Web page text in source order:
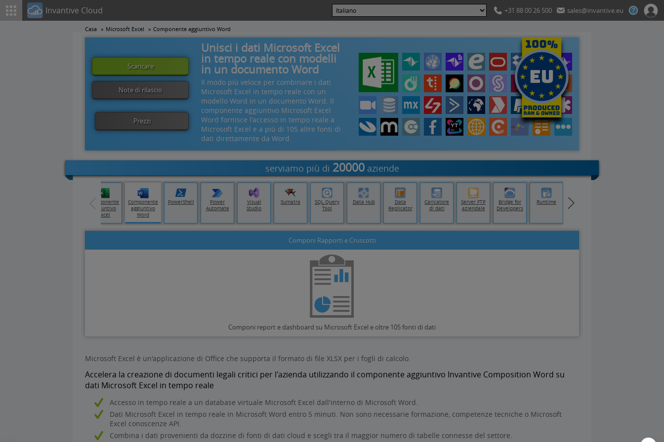
Invantive Cloud +31 88 00 26 500 sales@invantive.eu
Casa Microsoft Excel Componente aggiuntivo Word
Scaricare
Note di rilascio
Prezzi
Unisci i dati Microsoft Excel
in tempo reale con modelli
in un documento Word
Il modo più veloce per combinare i dati
Microsoft Excel in tempo reale con un
modello Word in un documento Word. Il
componente aggiuntivo Microsoft Excel
Word fornisce l'accesso in tempo reale a
Microsoft Excel e a più di 105 altre fonti di
dati direttamente da Word.
serviamo più di 20000aziende
Componente
aggiuntivo
Excel
Componente
aggiuntivo
Word
PowerShell
Power
Automate
Visual
Studio
Sumatra
SQL Query
Tool
Data Hub
Data
Replicator
Caricatore
di dati
Server FTP
aziendale
Bridge for
Developers
Runtime
Componi Rapporti e Cruscotti
Componi report e dashboard su Microsoft Excel e oltre 105 fonti di dati
Microsoft Excel è un'applicazione di Office che supporta il formato di file XLSX per i fogli di calcolo.
Accelera la creazione di documenti legali critici per l'azienda utilizzando il componente aggiuntivo Invantive Composition Word su
dati Microsoft Excel in tempo reale
Accesso in tempo reale a un database virtuale Microsoft Excel dall'interno di Microsoft Word.
Dati Microsoft Excel in tempo reale in Microsoft Word entro 5 minuti. Non sono necessarie formazione, competenze tecniche o Microsoft
Excel conoscenze API.
Combina i dati provenienti da dozzine di fonti di dati cloud e scegli tra il maggior numero di tabelle connesse del settore.